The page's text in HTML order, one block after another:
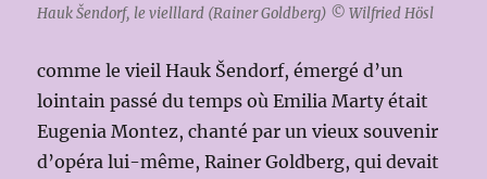
Hauk Šendorf, le vielllard (Rainer Goldberg) © Wilfried Hösl
comme le vieil Hauk Šendorf, émergé d’un
lointain passé du temps où Emilia Marty était
Eugenia Montez, chanté par un vieux souvenir
d’opéra lui-même, Rainer Goldberg, qui devait